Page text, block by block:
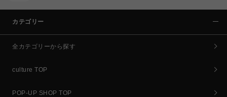
カテゴリー
全カテゴリーから探す
culture TOP
POP-UP SHOP TOP